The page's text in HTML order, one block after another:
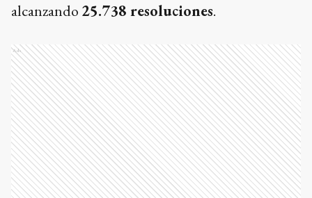
alcanzando 25.738 resoluciones.
Ads